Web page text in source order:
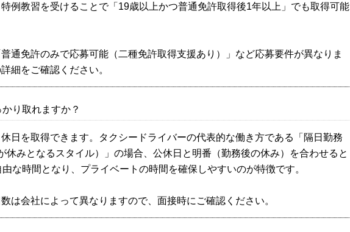
例教習を受けることで「19歳以上かつ普通免許取得後1年以上」でも取得可能
通免許のみで応募可能（二種免許取得支援あり）」など応募要件が異なりま
細をご確認ください。
り取れますか？
日を取得できます。タクシードライバーの代表的な働き方である「隔日勤務
休みとなるスタイル）」の場合、公休日と明番（勤務後の休み）を合わせると
な時間となり、プライベートの時間を確保しやすいのが特徴です。
は会社によって異なりますので、面接時にご確認ください。